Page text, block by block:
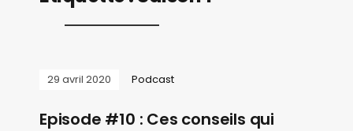
29 avril 2020 Podcast
Episode #10 : Ces conseils qui